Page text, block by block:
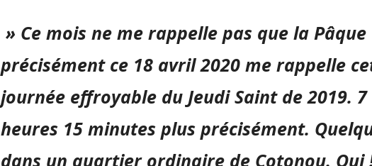
» Ce mois ne me rappelle pas que la
précisément ce 18 avril 2020 me rappelle
journée effroyable du Jeudi Saint de 2019. 7
heures 15 minutes plus précisément.
dans un quartier ordinaire de Cotonou. Oui